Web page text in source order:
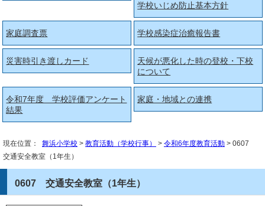
学校いじめ防止基本方針
家庭調査票 学校感染症治癒報告書
災害時引き渡しカード
天候が悪化した時の登校・下校
について
令和7年度 学校評価アンケート
結果
家庭・地域との連携
現在位置： 舞浜小学校 > 教育活動（学校行事） > 令和6年度教育活動 > 0607
交通安全教室（1年生）
0607 交通安全教室（1年生）